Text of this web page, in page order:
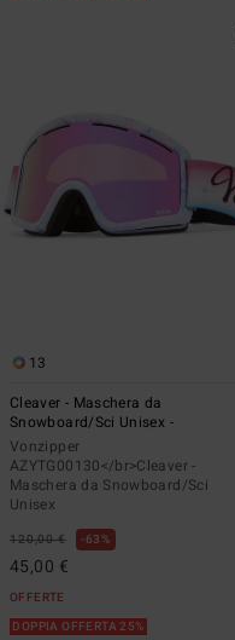
13
Cleaver - Maschera da
Snowboard/Sci Unisex -
Vonzipper
AZYTG00130</br>Cleaver -
Maschera da Snowboard/Sci
Unisex
120,00 € 63%
45,00 €
OFFERTE
DOPPIA OFFERTA 25%